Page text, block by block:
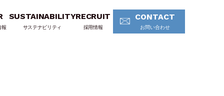
報
SUSTAINABILITY
サステナビリティ
RECRUIT
採用情報
CONTACT
お問い合わせ